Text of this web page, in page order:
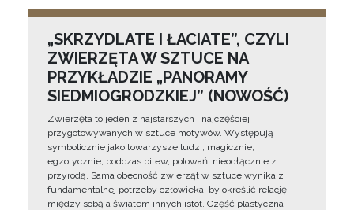
„SKRZYDLATE I ŁACIATE”, CZYLI
ZWIERZĘTA W SZTUCE NA
PRZYKŁADZIE „PANORAMY
SIEDMIOGRODZKIEJ” (NOWOŚĆ)
Zwierzęta to jeden z najstarszych i najczęściej
przygotowywanych w sztuce motywów. Występują
symbolicznie jako towarzysze ludzi, magicznie,
egzotycznie, podczas bitew, polowań, nieodłącznie z
przyrodą. Sama obecność zwierząt w sztuce wynika z
fundamentalnej potrzeby człowieka, by określić relację
między sobą a światem innych istot. Część plastyczna